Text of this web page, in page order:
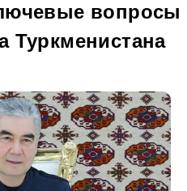
вопросы
Туркменистана